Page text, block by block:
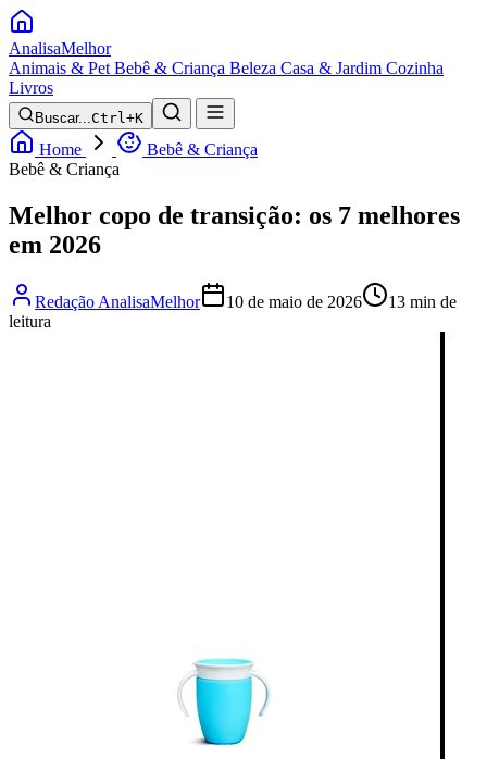
AnalisaMelhor
Animais & Pet Bebê & Criança Beleza Casa & Jardim Cozinha
Livros
Buscar...Ctrl+K
Home
Bebê & Criança
Bebê & Criança
Melhor copo de transição: os 7 melhores
em 2026
Redação AnalisaMelhor 10 de maio de 2026
13 min de
leitura